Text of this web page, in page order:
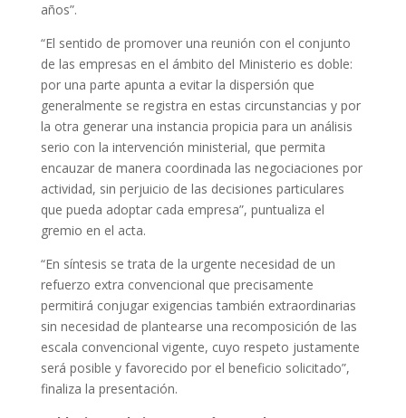
años”.
“El sentido de promover una reunión con el conjunto
de las empresas en el ámbito del Ministerio es doble:
por una parte apunta a evitar la dispersión que
generalmente se registra en estas circunstancias y por
la otra generar una instancia propicia para un análisis
serio con la intervención ministerial, que permita
encauzar de manera coordinada las negociaciones por
actividad, sin perjuicio de las decisiones particulares
que pueda adoptar cada empresa”, puntualiza el
gremio en el acta.
“En síntesis se trata de la urgente necesidad de un
refuerzo extra convencional que precisamente
permitirá conjugar exigencias también extraordinarias
sin necesidad de plantearse una recomposición de las
escala convencional vigente, cuyo respeto justamente
será posible y favorecido por el beneficio solicitado”,
finaliza la presentación.